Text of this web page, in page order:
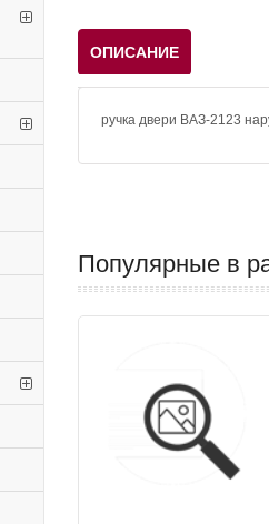
ОПИСАНИЕ
ручка двери ВАЗ-2123
Популярные в